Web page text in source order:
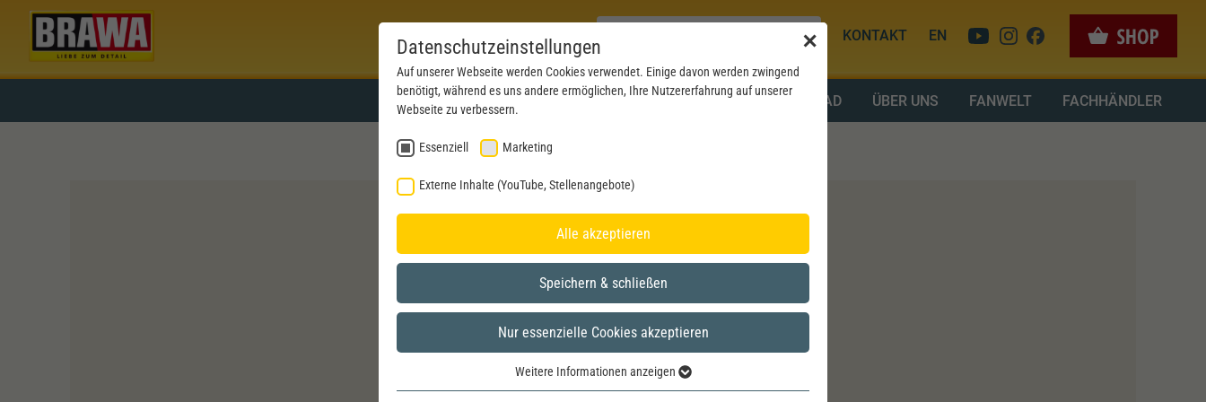
KONTAKT EN
PRODUKTE AKTUELLES SERVICE DOWNLOAD ÜBER UNS FANWELT FACHHÄNDLER
✕
Datenschutzeinstellungen
Auf unserer Webseite werden Cookies verwendet. Einige davon werden zwingend
benötigt, während es uns andere ermöglichen, Ihre Nutzererfahrung auf unserer
Webseite zu verbessern.
Essenziell Marketing
Externe Inhalte (YouTube, Stellenangebote)
Alle akzeptieren
Speichern & schließen
Nur essenzielle Cookies akzeptieren
Weitere Informationen anzeigen